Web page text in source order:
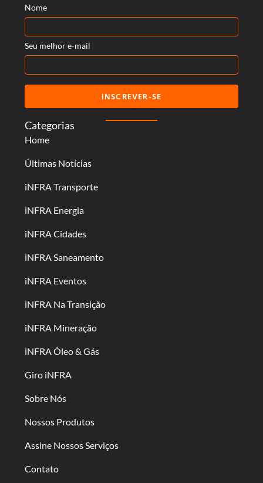
Categorias
Home
Últimas Notícias
iNFRA Transporte
iNFRA Energia
iNFRA Cidades
iNFRA Saneamento
iNFRA Eventos
iNFRA Na Transição
iNFRA Mineração
iNFRA Óleo & Gás
Giro iNFRA
Sobre Nós
Nossos Produtos
Assine Nossos Serviços
Contato
Nome
Seu melhor e-mail
INSCREVER-SE